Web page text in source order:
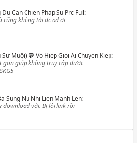
Du Can Chien Phap Su Prc Full:
cũng không tải đc ad ơi
Sư Muội) 💬 Vo Hiep Gioi Ai Chuyen Kiep:
gọn giúp không truy cập được
Sung Nu Nhi Lien Manh Len:
download với. Bị lỗi link rồi